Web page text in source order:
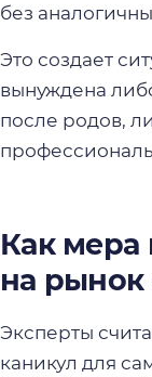
без
Это создает
вынуждена
после родов,
Как мера
на рынок
Эксперты
каникул для